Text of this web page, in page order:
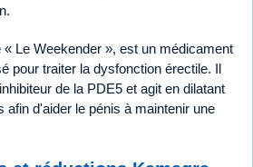
« Le Weekender », est un médicament
pour traiter la dysfonction érectile. Il
de la PDE5 et agit en dilatant
afin d'aider le pénis à maintenir une